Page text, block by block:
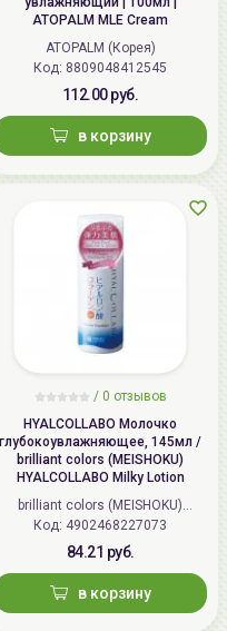
ATOPALM MLE Cream
ATOPALM (Корея)
Код: 8809048412545
112.00 руб.
в корзину
/ 0 отзывов
HYALCOLLABO Молочко
глубокоувлажняющее, 145мл /
brilliant colors (MEISHOKU)
HYALCOLLABO Milky Lotion
brilliant colors (MEISHOKU)
(Япония)
Код: 4902468227073
84.21 руб.
в корзину